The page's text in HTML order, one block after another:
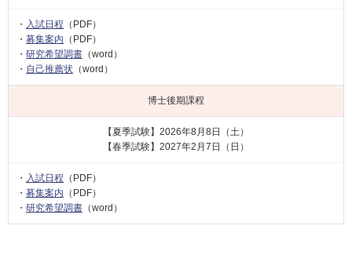
・ 入試日程 （PDF）
・ 募集案内 （PDF）
・ 研究希望調書 （word）
・ 自己推薦状 （word）
博士後期課程
【夏季試験】2026年8月8日（土）
【春季試験】2027年2月7日（日）
・ 入試日程 （PDF）
・ 募集案内 （PDF）
・ 研究希望調書 （word）